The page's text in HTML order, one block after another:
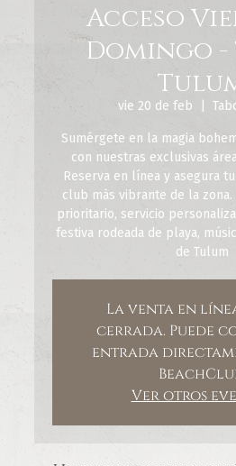
Acceso
Domingo -
vie 20 de feb
Sumérgete en la magia
con nuestras exclusivas
Reserva en línea y asegura
club más vibrante de la zona.
prioritario, servicio
festiva rodeada de playa,
de Tulum
La venta en
cerrada. Puede
entrada
Ver otros